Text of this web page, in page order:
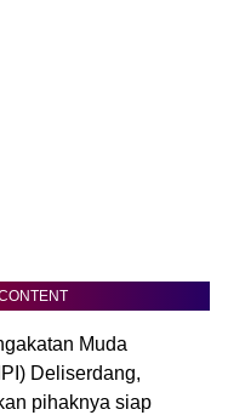
Muda
Deliserdang,
pihaknya siap